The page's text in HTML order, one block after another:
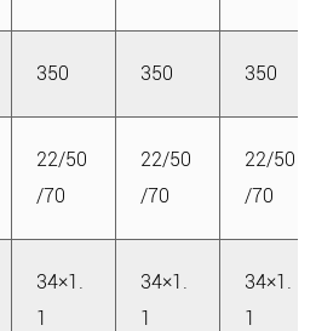
350 350 350
22/50
/70
22/50
/70
22/50
/70
34×1.
1
34×1.
1
34×1.
1